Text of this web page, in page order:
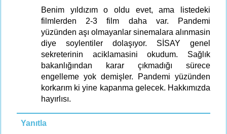
Benim yıldızım o oldu evet, ama listedeki
filmlerden 2-3 film daha var. Pandemi
yüzünden aşı olmayanlar sinemalara alınmasin
diye soylentiler dolaşıyor. SİSAY genel
sekreterinin aciklamasini okudum. Sağlık
bakanlığından karar çıkmadığı sürece
engelleme yok demişler. Pandemi yüzünden
korkarım ki yine kapanma gelecek. Hakkımızda
hayırlısı.
Yanıtla